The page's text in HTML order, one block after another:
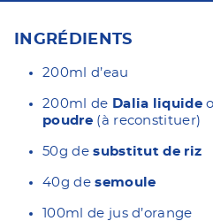
INGRÉDIENTS
200ml d’eau
200ml de Dalia liquide
poudre (à reconstituer)
50g desubstitut de riz
40g desemoule
100ml de jus d’orange